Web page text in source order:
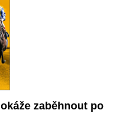
zaběhnout po